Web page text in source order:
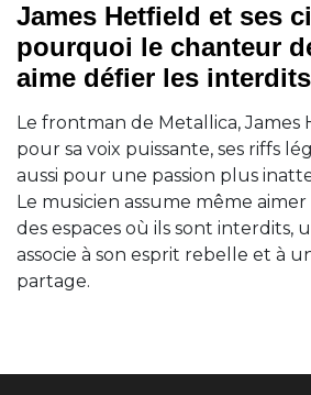
James Hetfield et ses
pourquoi le chanteur
aime défier les interdits
Le frontman de Metallica, James
pour sa voix puissante, ses riffs
aussi pour une passion plus
Le musicien assume même
des espaces où ils sont interdits,
associe à son esprit rebelle et à
partage.